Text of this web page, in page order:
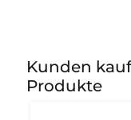
Kunden
Produkte